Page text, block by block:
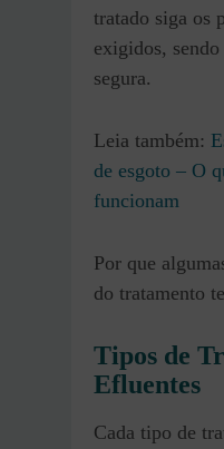
tratado siga os
exigidos,
segura.
Leia também:
de esgoto – O
funcionam
Por que
do tratamento
Tipos de
Efluentes
Cada tipo de